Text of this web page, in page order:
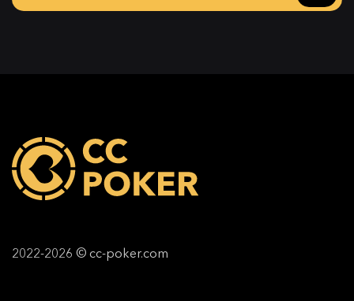
2022-2026 © cc-poker.com